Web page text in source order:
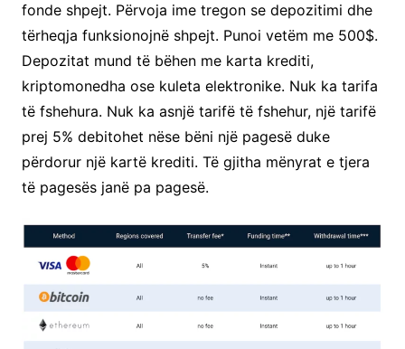
fonde shpejt. Përvoja ime tregon se depozitimi dhe
tërheqja funksionojnë shpejt. Punoi vetëm me 500$.
Depozitat mund të bëhen me karta krediti,
kriptomonedha ose kuleta elektronike. Nuk ka tarifa
të fshehura. Nuk ka asnjë tarifë të fshehur, një tarifë
prej 5% debitohet nëse bëni një pagesë duke
përdorur një kartë krediti. Të gjitha mënyrat e tjera
të pagesës janë pa pagesë.